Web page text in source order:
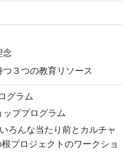
念
３つの教育リソース
グラム
ププログラム
ろんな当たり前とカルチャ
プロジェクトのワークショ